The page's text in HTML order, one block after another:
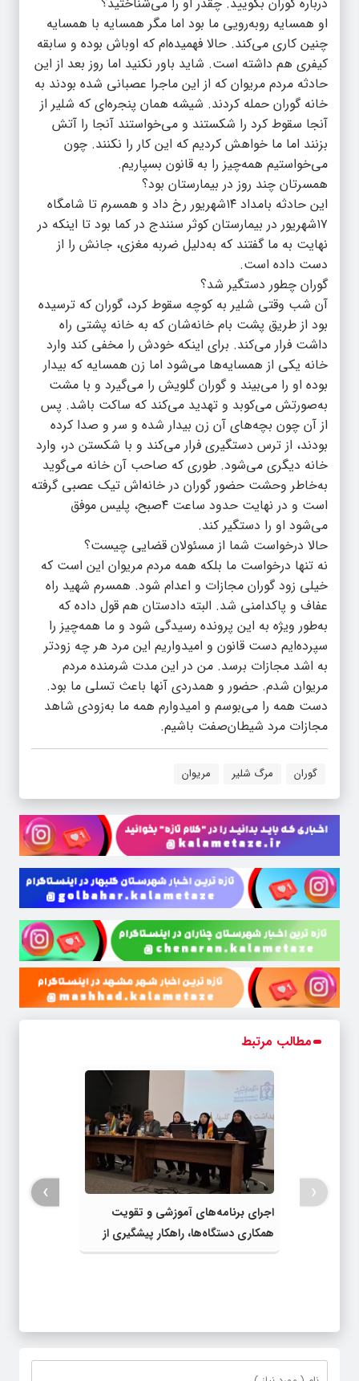
او همسایه روبه‌رویی ما بود اما مگر همسایه با همسایه
چنین کاری می‌کند. حالا فهمیده‌ام که اوباش بوده و سابقه
کیفری هم داشته است. شاید باور نکنید اما روز بعد از این
حادثه مردم مریوان که از این ماجرا عصبانی شده بودند به
خانه گوران حمله کردند. شیشه همان پنجره‌ای که شلیر از
آنجا سقوط کرد را شکستند و می‌خواستند آنجا را آتش
بزنند اما ما خواهش کردیم که این کار را نکنند. چون
می‌خواستیم همه‌چیز را به قانون بسپاریم.
همسرتان چند روز در بیمارستان بود؟
این حادثه بامداد ۱۴شهریور رخ داد و همسرم تا شامگاه
۱۷شهریور در بیمارستان کوثر سنندج در کما بود تا اینکه در
نهایت به ما گفتند که به‌دلیل ضربه مغزی، جانش را از
دست داده است.
گوران چطور دستگیر شد؟
آن شب وقتی شلیر به کوچه سقوط کرد، گوران که ترسیده
بود از طریق پشت بام خانه‌شان که به خانه پشتی راه
داشت فرار می‌کند. برای اینکه خودش را مخفی کند وارد
خانه یکی از همسایه‌ها می‌شود اما زن همسایه که بیدار
بوده او را می‌بیند و گوران گلویش را می‌گیرد و با مشت
به‌صورتش می‌کوبد و تهدید می‌کند که ساکت باشد. پس
از آن چون بچه‌های آن زن بیدار شده و سر و صدا کرده
بودند، از ترس دستگیری فرار می‌کند و با شکستن در، وارد
خانه دیگری می‌شود. طوری که صاحب آن خانه می‌گوید
به‌خاطر وحشت حضور گوران در خانه‌اش تیک عصبی گرفته
است و در نهایت حدود ساعت ۴صبح، پلیس موفق
می‌شود او را دستگیر کند.
حالا درخواست شما از مسئولان قضایی چیست؟
نه تنها درخواست ما بلکه همه مردم مریوان این است که
خیلی زود گوران مجازات و اعدام شود. همسرم شهید راه
عفاف و پاکدامنی شد. البته دادستان هم قول داده که
به‌طور ویژه به این پرونده رسیدگی شود و ما همه‌چیز را
سپرده‌ایم دست قانون و امیدواریم این مرد هر چه زودتر
به اشد مجازات برسد. من در این مدت شرمنده مردم
مریوان شدم. حضور و همدردی آنها باعث تسلی ما بود.
دست همه را می‌بوسم و امیدوارم همه ما به‌زودی شاهد
مجازات مرد شیطان‌صفت باشیم.
گوران مرگ شلیر مریوان
مطالب مرتبط
اجرای برنامه‌های آموزشی و تقویت
همکاری دستگاه‌ها، راهکار پیشگیری از
آسیب‌های اجتماعی شهرستان است
‹
›